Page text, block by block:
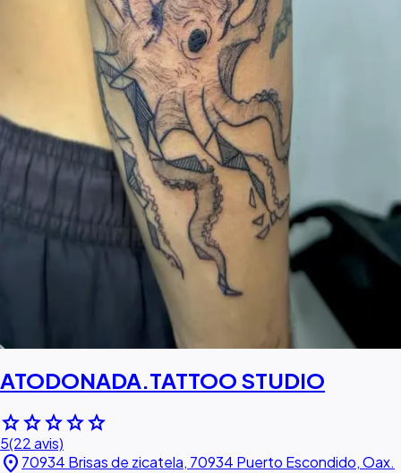
ATODONADA.TATTOO STUDIO
starstarstarstarstar
5(22 avis)
location_on 70934 Brisas de zicatela, 70934 Puerto Escondido, Oax.